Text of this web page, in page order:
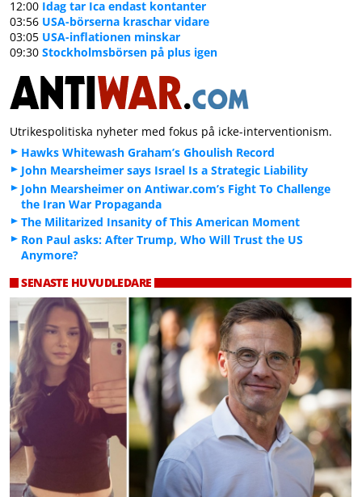
12:00 Idag tar Ica endast kontanter
03:56 USA-börserna kraschar vidare
03:05 USA-inflationen minskar
09:30 Stockholmsbörsen på plus igen
Utrikespolitiska nyheter med fokus på icke-interventionism.
Hawks Whitewash Graham’s Ghoulish Record
John Mearsheimer says Israel Is a Strategic Liability
John Mearsheimer on Antiwar.com’s Fight To Challenge
the Iran War Propaganda
The Militarized Insanity of This American Moment
Ron Paul asks: After Trump, Who Will Trust the US
Anymore?
SENASTE HUVUDLEDARE